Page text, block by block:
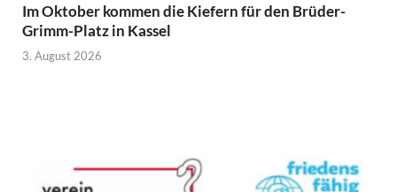
Im Oktober kommen die Kiefern für den Brüder-
Grimm-Platz in Kassel
3. August 2026